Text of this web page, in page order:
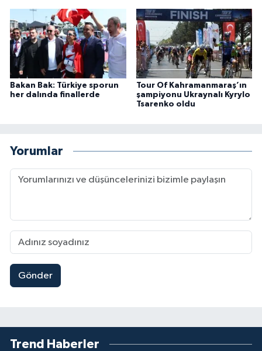
Bakan Bak: Türkiye sporun
her dalında finallerde
Tour Of Kahramanmaraş’ın
şampiyonu Ukraynalı Kyrylo
Tsarenko oldu
Yorumlar
Gönder
Trend Haberler